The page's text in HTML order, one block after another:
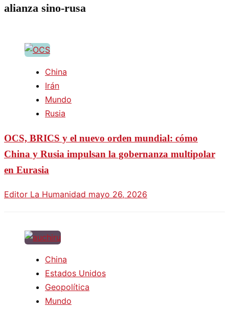
alianza sino-rusa
China
Irán
Mundo
Rusia
OCS, BRICS y el nuevo orden mundial: cómo
China y Rusia impulsan la gobernanza multipolar
en Eurasia
Editor La Humanidad mayo 26, 2026
China
Estados Unidos
Geopolítica
Mundo